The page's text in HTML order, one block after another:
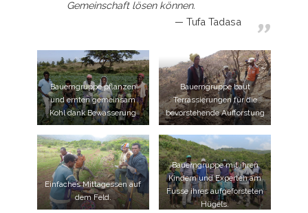
Gemeinschaft lösen können.
Tufa Tadasa
Bauerngruppe pflanzen
und ernten gemeinsam
Kohl dank Bewässerung
Bauerngruppe baut
Terrassierungen für die
bevorstehende Aufforstung
Einfaches Mittagessen auf
dem Feld.
Bauerngruppe mit ihren
Kindern und Experten am
Fusse ihres aufgeforsteten
Hügels.